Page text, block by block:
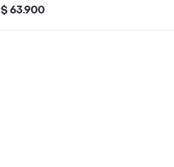
bebidas 250ml
$ 63.900